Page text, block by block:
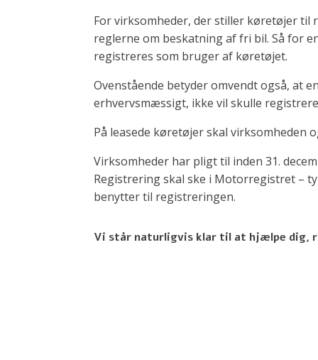
For virksomheder, der stiller køretøjer til
reglerne om beskatning af fri bil. Så for
registreres som bruger af køretøjet.
Ovenstående betyder omvendt også, at
erhvervsmæssigt, ikke vil skulle
På leasede køretøjer skal
Virksomheder har pligt til inden 31.
Registrering skal ske i Motorregistret –
benytter til registreringen.
Vi står naturligvis klar til at hjælpe dig,